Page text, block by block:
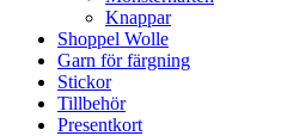
Knappar
Shoppel Wolle
Garn för färgning
Stickor
Tillbehör
Presentkort